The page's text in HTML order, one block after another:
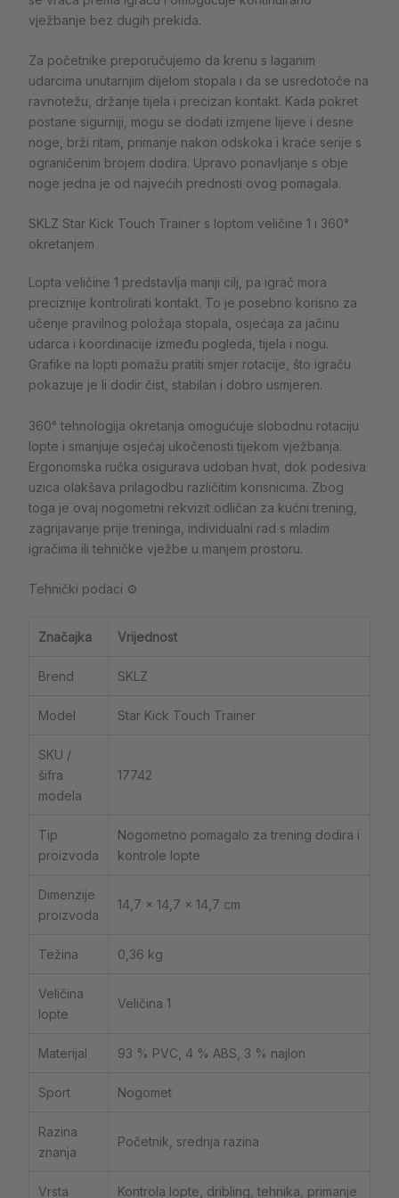
vježbanje bez dugih prekida.
Za početnike preporučujemo da krenu s laganim
udarcima unutarnjim dijelom stopala i da se usredotoče na
ravnotežu, držanje tijela i precizan kontakt. Kada pokret
postane sigurniji, mogu se dodati izmjene lijeve i desne
noge, brži ritam, primanje nakon odskoka i kraće serije s
ograničenim brojem dodira. Upravo ponavljanje s obje
noge jedna je od najvećih prednosti ovog pomagala.
SKLZ Star Kick Touch Trainer s loptom veličine 1 i 360°
okretanjem
Lopta veličine 1 predstavlja manji cilj, pa igrač mora
preciznije kontrolirati kontakt. To je posebno korisno za
učenje pravilnog položaja stopala, osjećaja za jačinu
udarca i koordinacije između pogleda, tijela i nogu.
Grafike na lopti pomažu pratiti smjer rotacije, što igraču
pokazuje je li dodir čist, stabilan i dobro usmjeren.
360° tehnologija okretanja omogućuje slobodnu rotaciju
lopte i smanjuje osjećaj ukočenosti tijekom vježbanja.
Ergonomska ručka osigurava udoban hvat, dok podesiva
uzica olakšava prilagodbu različitim korisnicima. Zbog
toga je ovaj nogometni rekvizit odličan za kućni trening,
zagrijavanje prije treninga, individualni rad s mladim
igračima ili tehničke vježbe u manjem prostoru.
Tehnički podaci ⚙️
Značajka Vrijednost
Brend SKLZ
Model Star Kick Touch Trainer
SKU /
šifra
modela
17742
Tip
proizvoda
Nogometno pomagalo za trening dodira i
kontrole lopte
Dimenzije
proizvoda
14,7 × 14,7 × 14,7 cm
Težina 0,36 kg
Veličina
lopte
Veličina 1
Materijal 93 % PVC, 4 % ABS, 3 % najlon
Sport Nogomet
Razina
znanja
Početnik, srednja razina
Vrsta
Kontrola lopte, dribling, tehnika, primanje